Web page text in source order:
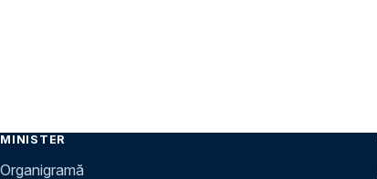
MINISTER
Organigramă